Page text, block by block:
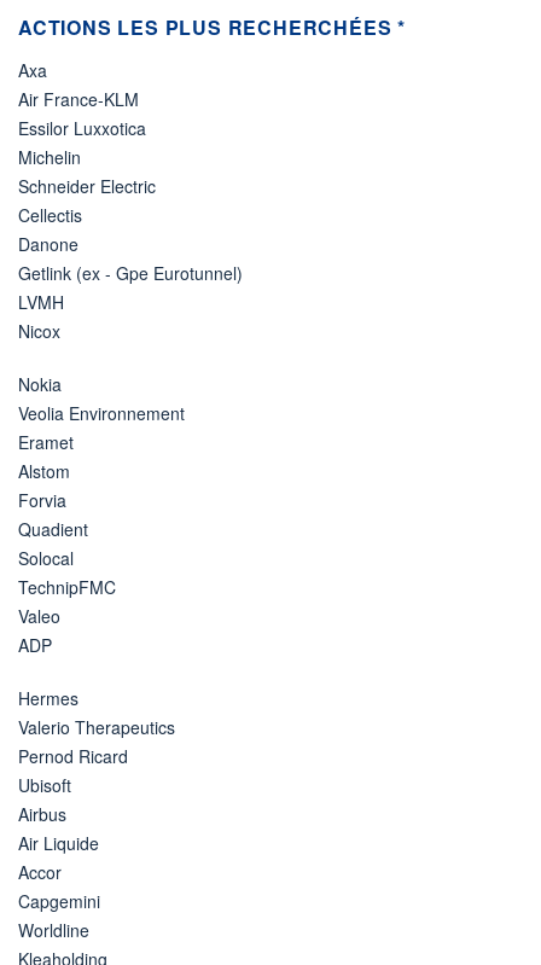
ACTIONS LES PLUS RECHERCHÉES *
Axa
Air France-KLM
Essilor Luxxotica
Michelin
Schneider Electric
Cellectis
Danone
Getlink (ex - Gpe Eurotunnel)
LVMH
Nicox
Nokia
Veolia Environnement
Eramet
Alstom
Forvia
Quadient
Solocal
TechnipFMC
Valeo
ADP
Hermes
Valerio Therapeutics
Pernod Ricard
Ubisoft
Airbus
Air Liquide
Accor
Capgemini
Worldline
Kleaholding